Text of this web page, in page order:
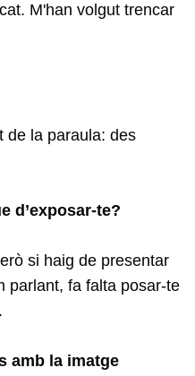
M'han volgut trencar
de la paraula: des
d’exposar-te?
si haig de presentar
parlant, fa falta posar-te
amb la imatge